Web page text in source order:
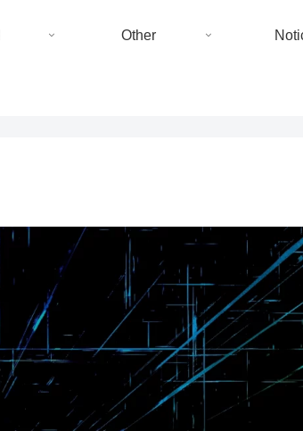
Other